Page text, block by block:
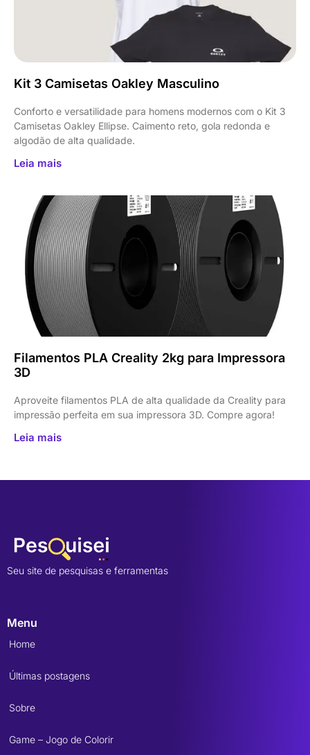
Kit 3 Camisetas Oakley Masculino
Conforto e versatilidade para homens modernos com o Kit 3
Camisetas Oakley Ellipse. Caimento reto, gola redonda e
algodão de alta qualidade.
Leia mais
Filamentos PLA Creality 2kg para Impressora
3D
Aproveite filamentos PLA de alta qualidade da Creality para
impressão perfeita em sua impressora 3D. Compre agora!
Leia mais
Seu site de pesquisas e ferramentas
Menu
Home
Últimas postagens
Sobre
Game – Jogo de Colorir